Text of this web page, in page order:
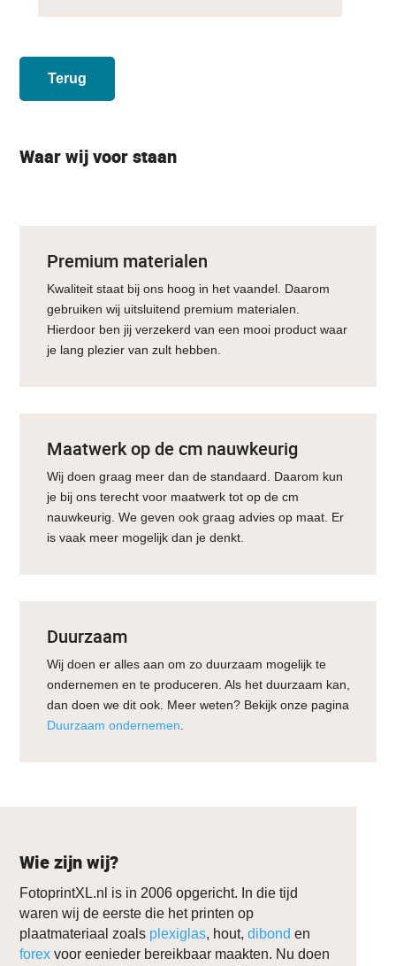
Terug
Waar wij voor staan
Premium materialen
Kwaliteit staat bij ons hoog in het vaandel. Daarom
gebruiken wij uitsluitend premium materialen.
Hierdoor ben jij verzekerd van een mooi product waar
je lang plezier van zult hebben.
Maatwerk op de cm nauwkeurig
Wij doen graag meer dan de standaard. Daarom kun
je bij ons terecht voor maatwerk tot op de cm
nauwkeurig. We geven ook graag advies op maat. Er
is vaak meer mogelijk dan je denkt.
Duurzaam
Wij doen er alles aan om zo duurzaam mogelijk te
ondernemen en te produceren. Als het duurzaam kan,
dan doen we dit ook. Meer weten? Bekijk onze pagina
Duurzaam ondernemen
Wie zijn wij?
FotoprintXL.nl is in 2006 opgericht. In die tijd
waren wij de eerste die het printen op
plaatmateriaal zoals plexiglas, hout,dibond en
forex voor eenieder bereikbaar maakten. Nu doen